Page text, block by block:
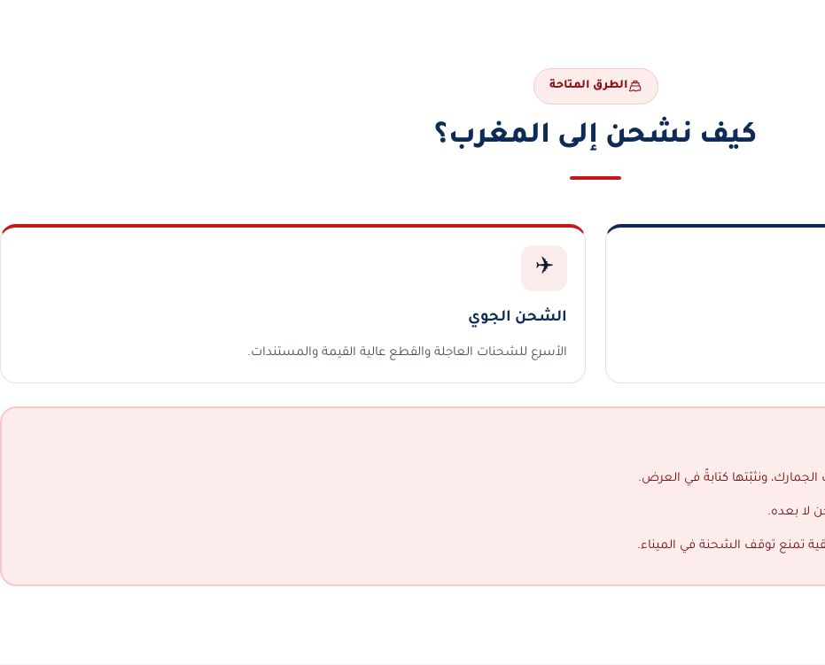
الطرق المتاحة
كيف نشحن إلى المغرب؟
✈️
الشحن الجوي
الأسرع للشحنات العاجلة والقطع عالية القيمة والمستندات.
ونثبّتها كتابةً في العرض.
لا بعده.
تمنع توقف الشحنة في الميناء.